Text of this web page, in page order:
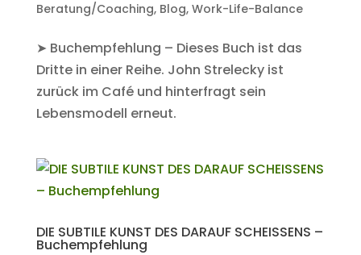
Beratung/Coaching, Blog, Work-Life-Balance
➤ Buchempfehlung – Dieses Buch ist das
Dritte in einer Reihe. John Strelecky ist
zurück im Café und hinterfragt sein
Lebensmodell erneut.
DIE SUBTILE KUNST DES DARAUF SCHEISSENS –
Buchempfehlung